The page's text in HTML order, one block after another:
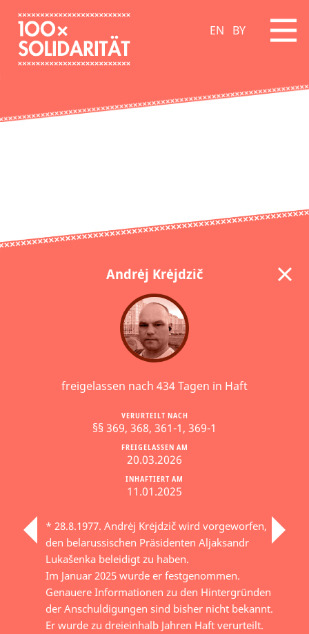
EN BY
Andrėj Krėjdzič
freigelassen nach 434 Tagen in Haft
INHAFTIERT AM
11.01.2025
FREIGELASSEN AM
20.03.2026
VERURTEILT NACH
§§ 369, 368, 361-1, 369-1
* 28.8.1977. Andrėj Krėjdzič wird vorgeworfen,
den belarussischen Präsidenten Aljaksandr
Lukašenka beleidigt zu haben.
Im Januar 2025 wurde er festgenommen.
Genauere Informationen zu den Hintergründen
der Anschuldigungen sind bisher nicht bekannt.
Er wurde zu dreieinhalb Jahren Haft verurteilt.